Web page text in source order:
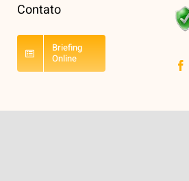
Contato
Briefing
Online